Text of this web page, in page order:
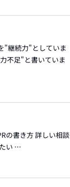
"継続力"としていま
不足"と書いていま
の書き方 詳しい相談
い …